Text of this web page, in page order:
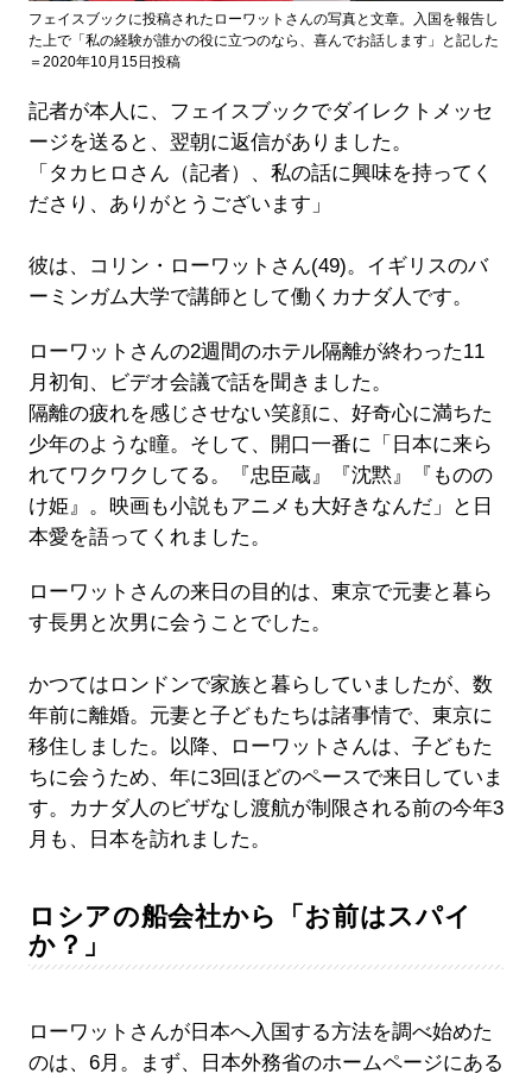
フェイスブックに投稿されたローワットさんの写真と文章。入国を報告し
た上で「私の経験が誰かの役に立つのなら、喜んでお話します」と記した
＝2020年10月15日投稿
記者が本人に、フェイスブックでダイレクトメッセ
ージを送ると、翌朝に返信がありました。
「タカヒロさん（記者）、私の話に興味を持ってく
ださり、ありがとうございます」
彼は、コリン・ローワットさん(49)。イギリスのバ
ーミンガム大学で講師として働くカナダ人です。
ローワットさんの2週間のホテル隔離が終わった11
月初旬、ビデオ会議で話を聞きました。
隔離の疲れを感じさせない笑顔に、好奇心に満ちた
少年のような瞳。そして、開口一番に「日本に来ら
れてワクワクしてる。『忠臣蔵』『沈黙』『ものの
け姫』。映画も小説もアニメも大好きなんだ」と日
本愛を語ってくれました。
ローワットさんの来日の目的は、東京で元妻と暮ら
す長男と次男に会うことでした。
かつてはロンドンで家族と暮らしていましたが、数
年前に離婚。元妻と子どもたちは諸事情で、東京に
移住しました。以降、ローワットさんは、子どもた
ちに会うため、年に3回ほどのペースで来日していま
す。カナダ人のビザなし渡航が制限される前の今年3
月も、日本を訪れました。
ロシアの船会社から「お前はスパイ
か？」
ローワットさんが日本へ入国する方法を調べ始めた
のは、6月。まず、日本外務省のホームページにある